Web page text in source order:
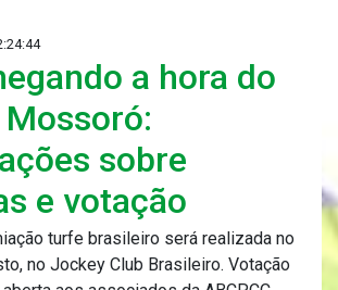
a hora do
sobre
e votação
turfe brasileiro será realizada no
no Jockey Club Brasileiro. Votação